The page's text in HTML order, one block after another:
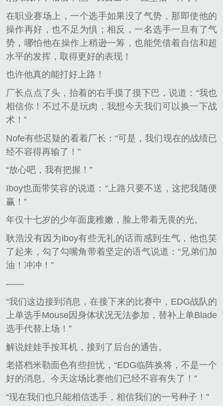
在职业赛场上，一个选手如果没了气势，那即使他的
操作再好，也不足为惧；相反，一名选手一旦有了气
势，哪怕他在操作上稍逊一筹，也能凭借着自信和超
水平的发挥，取得更好的表现！
也许他真的能打好上路！
厂长点点了头，抬着的右手摸了摸下巴，说道：“我也
相信你！不过不是玩肉，我想今天我们可以换一下战
术！”
Nofe有些迟疑的看着厂长：“可是，我们现在的战绩已
经不容得再输了！”
“放心吧，我有把握！”
Iboy也面带笑容的说道：“上路只要不送，这把我随便
赢！”
年仅十七岁的少年面庞稚嫩，脸上带着无畏的光。
耿浩没有因为iboy有些无礼的话而感到生气，他也笑
了起来，勾了勾嘴角带着坚定的语气说道：“兄弟们加
油！冲冲！”
——
“我们这边接到消息，在接下来的比赛中，EDG战队的
上单选手Mouse因身体状况无法参加，替补上单Blade
选手代替上场！”
解说娃娃手按耳机，接到了后台的通告。
老搭档米勒面色有些担忧，“EDG临阵换将，不是一个
好的消息。今天这场比赛他们已经不容有失了！”
“现在我们也只能相信选手，相信我们的一号种子！”